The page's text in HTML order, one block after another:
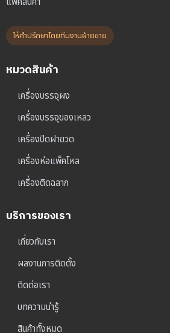
ให้คำปรึกษาโดยทีมงานฝ่ายขาย
หมวดสินค้า
เครื่องบรรจุผง
เครื่องบรรจุของเหลว
เครื่องปิดฝาขวด
เครื่องห่อแพ็คโหล
เครื่องติดฉลาก
บริการของเรา
เกี่ยวกับเรา
ผลงานการติดตั้ง
ติดต่อเรา
บทความน่ารู้
สินค้าทั้งหมด